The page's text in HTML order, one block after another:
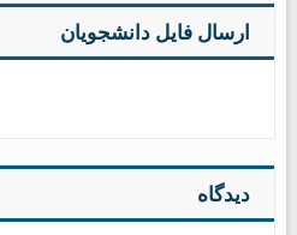
ارسال فایل دانشجویان
دیدگاه